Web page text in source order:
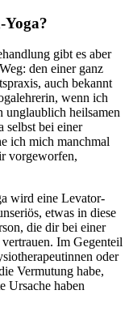
Yoga?
gibt es aber
den einer ganz
auch bekannt
wenn ich
unglaublich heilsamen
selbst bei einer
ich mich manchmal
vorgeworfen,
wird eine Levator-
etwas in diese
die dir bei einer
Im Gegenteil
oder
Vermutung habe,
Ursache haben